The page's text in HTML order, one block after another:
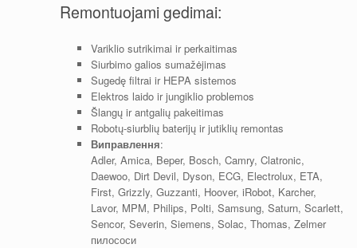
Remontuojami gedimai:
Variklio sutrikimai ir perkaitimas
Siurbimo galios sumažėjimas
Sugedę filtrai ir HEPA sistemos
Elektros laido ir jungiklio problemos
Šlangų ir antgalių pakeitimas
Robotų-siurblių baterijų ir jutiklių remontas
Виправлення:
Adler, Amica, Beper, Bosch, Camry, Clatronic,
Daewoo, Dirt Devil, Dyson, ECG, Electrolux, ETA,
First, Grizzly, Guzzanti, Hoover, iRobot, Karcher,
Lavor, MPM, Philips, Polti, Samsung, Saturn, Scarlett,
Sencor, Severin, Siemens, Solac, Thomas, Zelmer
пилососи